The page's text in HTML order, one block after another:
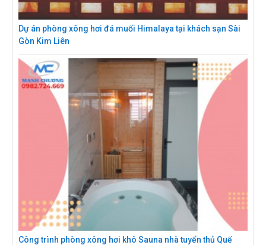
Dự án phòng xông hơi đá muối Himalaya tại khách sạn Sài
Gòn Kim Liên
Công trình phòng xông hơi khô Sauna nhà tuyển thủ Quế